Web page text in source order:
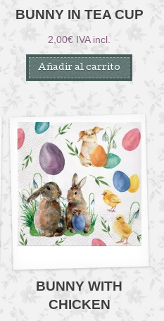
BUNNY IN TEA CUP
2,00€ IVA incl.
Añadir al carrito
BUNNY WITH
CHICKEN